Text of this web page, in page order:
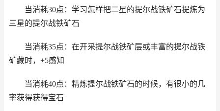
当消耗30点：学习怎样把二星的提尔战铁矿石提炼为
三星的提尔战铁矿石
当消耗35点：在开采提尔战铁矿层或丰富的提尔战铁
矿藏时，+5感知
当消耗40点：精炼提尔战铁矿石的时候，有很小的几
率获得获得宝石